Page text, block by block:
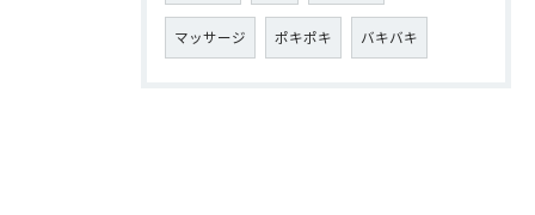
マッサージ ポキポキ バキバキ